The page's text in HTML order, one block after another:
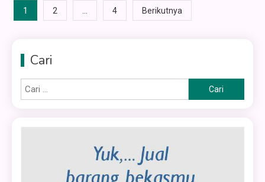
Paginasi
1 2 … 4 Berikutnya
Cari
untuk: